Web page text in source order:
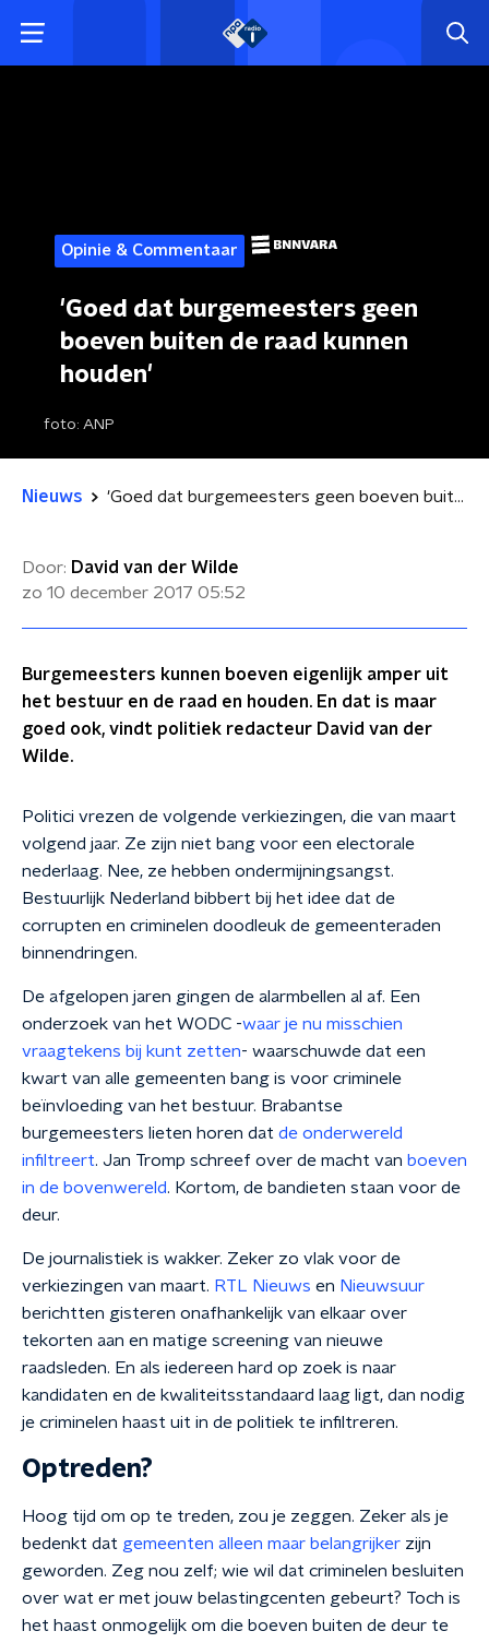
Opinie & Commentaar
'Goed dat burgemeesters geen
boeven buiten de raad kunnen
houden'
foto: ANP
Nieuws 'Goed dat burgemeesters geen boeven buiten de raad kunnen houden'
Door: David van der Wilde
zo 10 december 2017 05:52
Burgemeesters kunnen boeven eigenlijk amper uit
het bestuur en de raad en houden. En dat is maar
goed ook, vindt politiek redacteur David van der
Wilde.
Politici vrezen de volgende verkiezingen, die van maart
volgend jaar. Ze zijn niet bang voor een electorale
nederlaag. Nee, ze hebben ondermijningsangst.
Bestuurlijk Nederland bibbert bij het idee dat de
corrupten en criminelen doodleuk de gemeenteraden
binnendringen.
De afgelopen jaren gingen de alarmbellen al af. Een
onderzoek van het WODC -waar je nu misschien
vraagtekens bij kunt zetten- waarschuwde dat een
kwart van alle gemeenten bang is voor criminele
beïnvloeding van het bestuur. Brabantse
burgemeesters lieten horen dat de onderwereld
infiltreert. Jan Tromp schreef over de macht van boeven
in de bovenwereld. Kortom, de bandieten staan voor de
deur.
De journalistiek is wakker. Zeker zo vlak voor de
verkiezingen van maart. RTL Nieuws en Nieuwsuur
berichtten gisteren onafhankelijk van elkaar over
tekorten aan en matige screening van nieuwe
raadsleden. En als iedereen hard op zoek is naar
kandidaten en de kwaliteitsstandaard laag ligt, dan nodig
je criminelen haast uit in de politiek te infiltreren.
Optreden?
Hoog tijd om op te treden, zou je zeggen. Zeker als je
bedenkt dat gemeenten alleen maar belangrijker zijn
geworden. Zeg nou zelf; wie wil dat criminelen besluiten
over wat er met jouw belastingcenten gebeurt? Toch is
het haast onmogelijk om die boeven buiten de deur te